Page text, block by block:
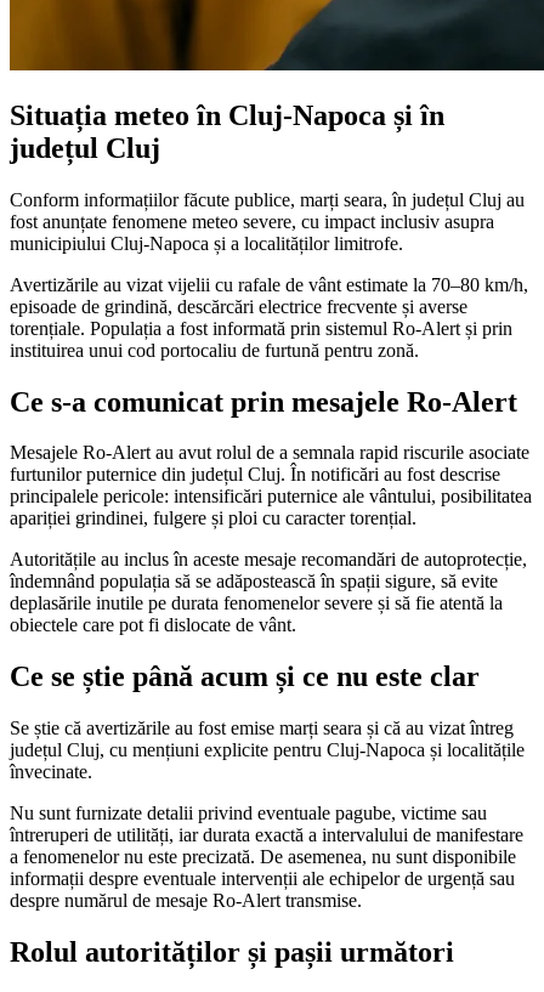
Situația meteo în Cluj-Napoca și în
județul Cluj
Conform informațiilor făcute publice, marți seara, în județul Cluj au
fost anunțate fenomene meteo severe, cu impact inclusiv asupra
municipiului Cluj-Napoca și a localităților limitrofe.
Avertizările au vizat vijelii cu rafale de vânt estimate la 70–80 km/h,
episoade de grindină, descărcări electrice frecvente și averse
torențiale. Populația a fost informată prin sistemul Ro-Alert și prin
instituirea unui cod portocaliu de furtună pentru zonă.
Ce s-a comunicat prin mesajele Ro-Alert
Mesajele Ro-Alert au avut rolul de a semnala rapid riscurile asociate
furtunilor puternice din județul Cluj. În notificări au fost descrise
principalele pericole: intensificări puternice ale vântului, posibilitatea
apariției grindinei, fulgere și ploi cu caracter torențial.
Autoritățile au inclus în aceste mesaje recomandări de autoprotecție,
îndemnând populația să se adăpostească în spații sigure, să evite
deplasările inutile pe durata fenomenelor severe și să fie atentă la
obiectele care pot fi dislocate de vânt.
Ce se știe până acum și ce nu este clar
Se știe că avertizările au fost emise marți seara și că au vizat întreg
județul Cluj, cu mențiuni explicite pentru Cluj-Napoca și localitățile
învecinate.
Nu sunt furnizate detalii privind eventuale pagube, victime sau
întreruperi de utilități, iar durata exactă a intervalului de manifestare
a fenomenelor nu este precizată. De asemenea, nu sunt disponibile
informații despre eventuale intervenții ale echipelor de urgență sau
despre numărul de mesaje Ro-Alert transmise.
Rolul autorităților și pașii următori